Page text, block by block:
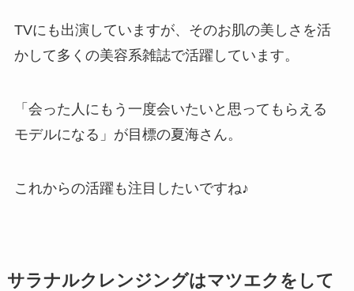
TVにも出演していますが、そのお肌の美しさを活
かして多くの美容系雑誌で活躍しています。
「会った人にもう一度会いたいと思ってもらえる
モデルになる」が目標の夏海さん。
これからの活躍も注目したいですね♪
サラナルクレンジングはマツエクをして